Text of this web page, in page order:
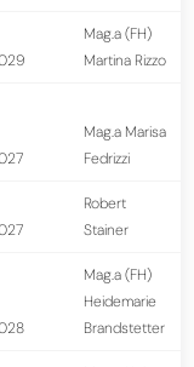
Mag.a (FH)
Martina Rizzo
Mag.a Marisa
Fedrizzi
Robert
Stainer
Mag.a (FH)
Heidemarie
Brandstetter